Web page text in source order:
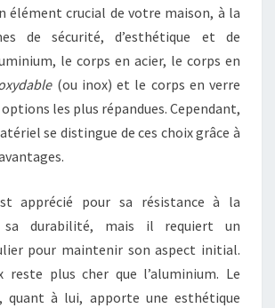
élément crucial de votre maison, à la
de sécurité, d’esthétique et de
le corps en acier, le corps en
(ou inox) et le corps en verre
les plus répandues. Cependant,
se distingue de ces choix grâce à
apprécié pour sa résistance à la
durabilité, mais il requiert un
pour maintenir son aspect initial.
reste plus cher que l’aluminium. Le
quant à lui, apporte une esthétique